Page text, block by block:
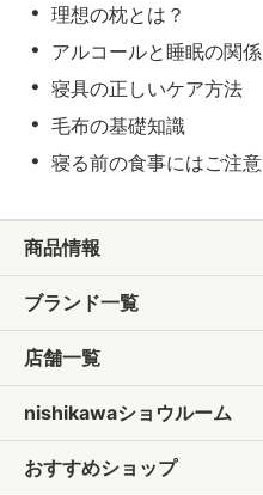
理想の枕とは？
アルコールと睡眠の関係
寝具の正しいケア方法
毛布の基礎知識
寝る前の食事にはご注意
商品情報
ブランド一覧
店舗一覧
nishikawaショウルーム
おすすめショップ